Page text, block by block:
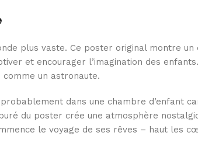
plus vaste. Ce poster original montre
et encourager l’imagination des
un astronaute.
dans une chambre d’enfant
du poster crée une atmosphère
le voyage de ses rêves – haut les